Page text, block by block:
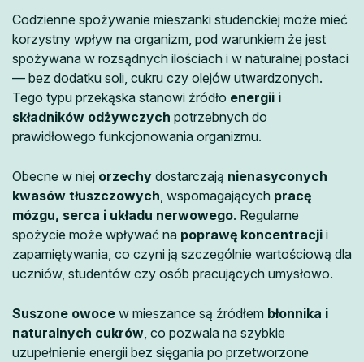
Codzienne spożywanie mieszanki studenckiej może mieć
korzystny wpływ na organizm, pod warunkiem że jest
spożywana w rozsądnych ilościach i w naturalnej postaci
— bez dodatku soli, cukru czy olejów utwardzonych.
Tego typu przekąska stanowi źródło energii i
składników odżywczych potrzebnych do
prawidłowego funkcjonowania organizmu.
Obecne w niej orzechy dostarczają nienasyconych
kwasów tłuszczowych , wspomagających pracę
mózgu, serca i układu nerwowego. Regularne
spożycie może wpływać na poprawę koncentracji i
zapamiętywania, co czyni ją szczególnie wartościową dla
uczniów, studentów czy osób pracujących umysłowo.
Suszone owoce w mieszance są źródłem błonnika i
naturalnych cukrów , co pozwala na szybkie
uzupełnienie energii bez sięgania po przetworzone